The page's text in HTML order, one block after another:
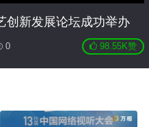
创新发展论坛成功举办
0 98.55K赞